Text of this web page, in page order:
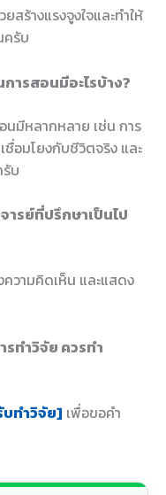
สร้างแรงจูงใจและทำให้
ครับ
ารสอนมีอะไรบ้าง?
นมีหลากหลาย เช่น การ
ชื่อมโยงกับชีวิตจริง และ
บ
ารย์ที่ปรึกษาเป็นไป
วามคิดเห็น และแสดง
รทำวิจัย ควรทำ
บทำวิจัย] เพื่อขอคำ